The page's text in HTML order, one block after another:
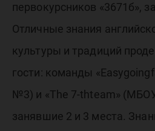
первокурсников «3671б»,
Отличные знания
культуры и традиций
гости: команды
№3) и «The 7-thteam»
занявшие 2 и 3 места.